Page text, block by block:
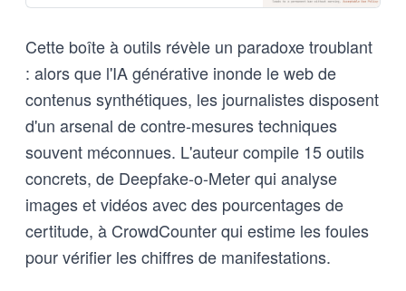
Cette boîte à outils révèle un paradoxe troublant
: alors que l'IA générative inonde le web de
contenus synthétiques, les journalistes disposent
d'un arsenal de contre-mesures techniques
souvent méconnues. L'auteur compile 15 outils
concrets, de Deepfake-o-Meter qui analyse
images et vidéos avec des pourcentages de
certitude, à CrowdCounter qui estime les foules
pour vérifier les chiffres de manifestations.